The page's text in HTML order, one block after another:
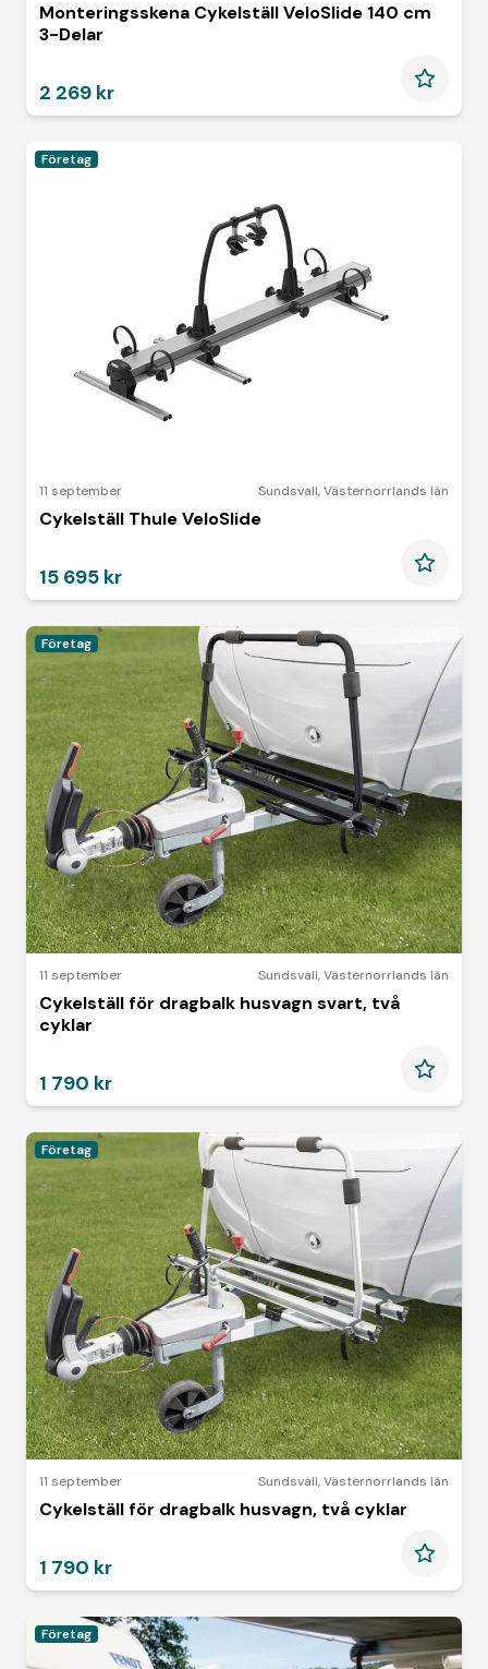
Monteringsskena Cykelställ VeloSlide 140 cm
3-Delar
2 269 kr
Företag
11 september Sundsvall,Västernorrlands län
Cykelställ Thule VeloSlide
15 695 kr
Företag
11 september Sundsvall,Västernorrlands län
Cykelställ för dragbalk husvagn svart, två
cyklar
1 790 kr
Företag
11 september Sundsvall,Västernorrlands län
Cykelställ för dragbalk husvagn, två cyklar
1 790 kr
Företag